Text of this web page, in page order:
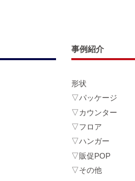
事例紹介
形状
▽パッケージ
▽カウンター
▽フロア
▽ハンガー
▽販促POP
▽その他